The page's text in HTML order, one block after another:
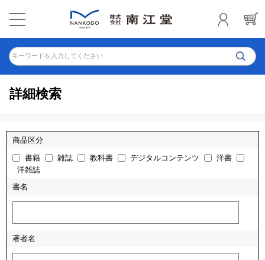
キーワードを入力してください
詳細検索
商品区分
書籍 雑誌 教科書 デジタルコンテンツ
洋書
洋雑誌
書名
著者名